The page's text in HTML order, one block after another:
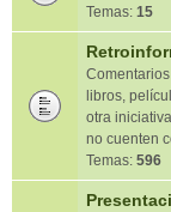
Temas: 15
libros,
otra
no cuenten
Temas: 596